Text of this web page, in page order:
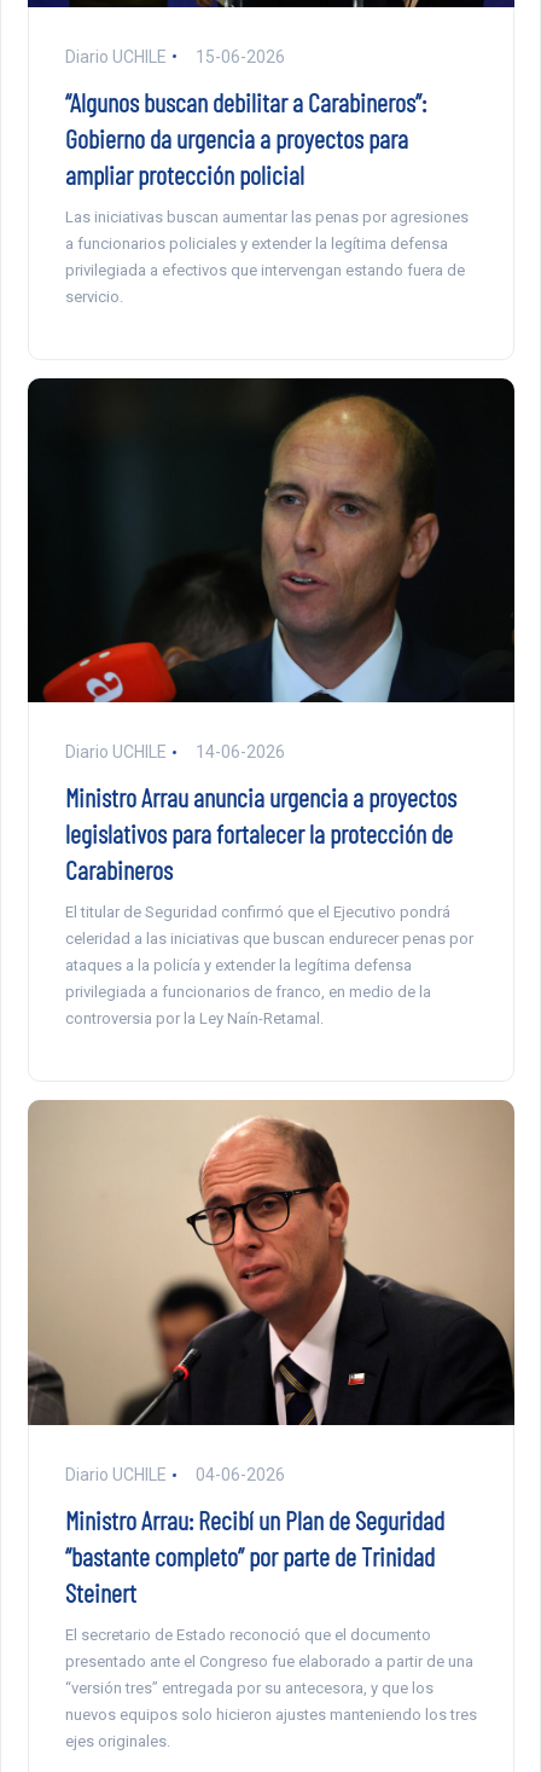
Diario UCHILE 15-06-2026
“Algunos buscan debilitar a Carabineros”:
Gobierno da urgencia a proyectos para
ampliar protección policial
Las iniciativas buscan aumentar las penas por agresiones
a funcionarios policiales y extender la legítima defensa
privilegiada a efectivos que intervengan estando fuera de
servicio.
Diario UCHILE 14-06-2026
Ministro Arrau anuncia urgencia a proyectos
legislativos para fortalecer la protección de
Carabineros
El titular de Seguridad confirmó que el Ejecutivo pondrá
celeridad a las iniciativas que buscan endurecer penas por
ataques a la policía y extender la legítima defensa
privilegiada a funcionarios de franco, en medio de la
controversia por la Ley Naín-Retamal.
Diario UCHILE 04-06-2026
Ministro Arrau: Recibí un Plan de Seguridad
“bastante completo” por parte de Trinidad
Steinert
El secretario de Estado reconoció que el documento
presentado ante el Congreso fue elaborado a partir de una
“versión tres” entregada por su antecesora, y que los
nuevos equipos solo hicieron ajustes manteniendo los tres
ejes originales.